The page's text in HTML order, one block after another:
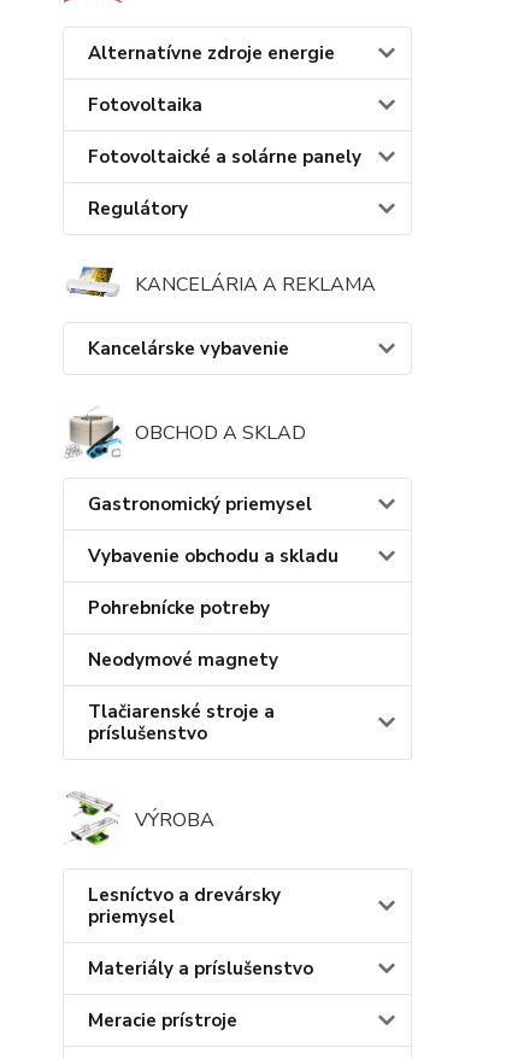
Alternatívne zdroje energie
Fotovoltaika
Fotovoltaické a solárne panely
Regulátory
KANCELÁRIA A REKLAMA
Kancelárske vybavenie
OBCHOD A SKLAD
Gastronomický priemysel
Vybavenie obchodu a skladu
Pohrebnícke potreby
Neodymové magnety
Tlačiarenské stroje a
príslušenstvo
VÝROBA
Lesníctvo a drevársky
priemysel
Materiály a príslušenstvo
Meracie prístroje